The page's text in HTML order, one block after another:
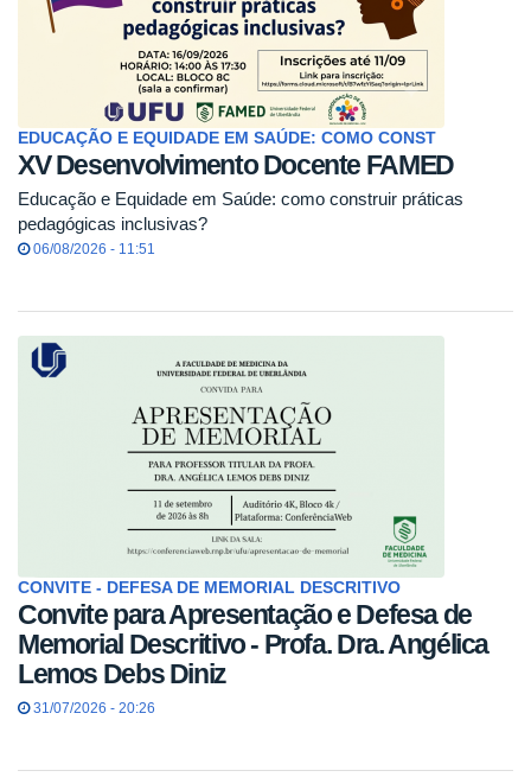
EDUCAÇÃO E EQUIDADE EM SAÚDE: COMO CONST
XV Desenvolvimento Docente FAMED
Educação e Equidade em Saúde: como construir práticas
pedagógicas inclusivas?
06/08/2026 - 11:51
CONVITE - DEFESA DE MEMORIAL DESCRITIVO
Convite para Apresentação e Defesa de
Memorial Descritivo - Profa. Dra. Angélica
Lemos Debs Diniz
31/07/2026 - 20:26